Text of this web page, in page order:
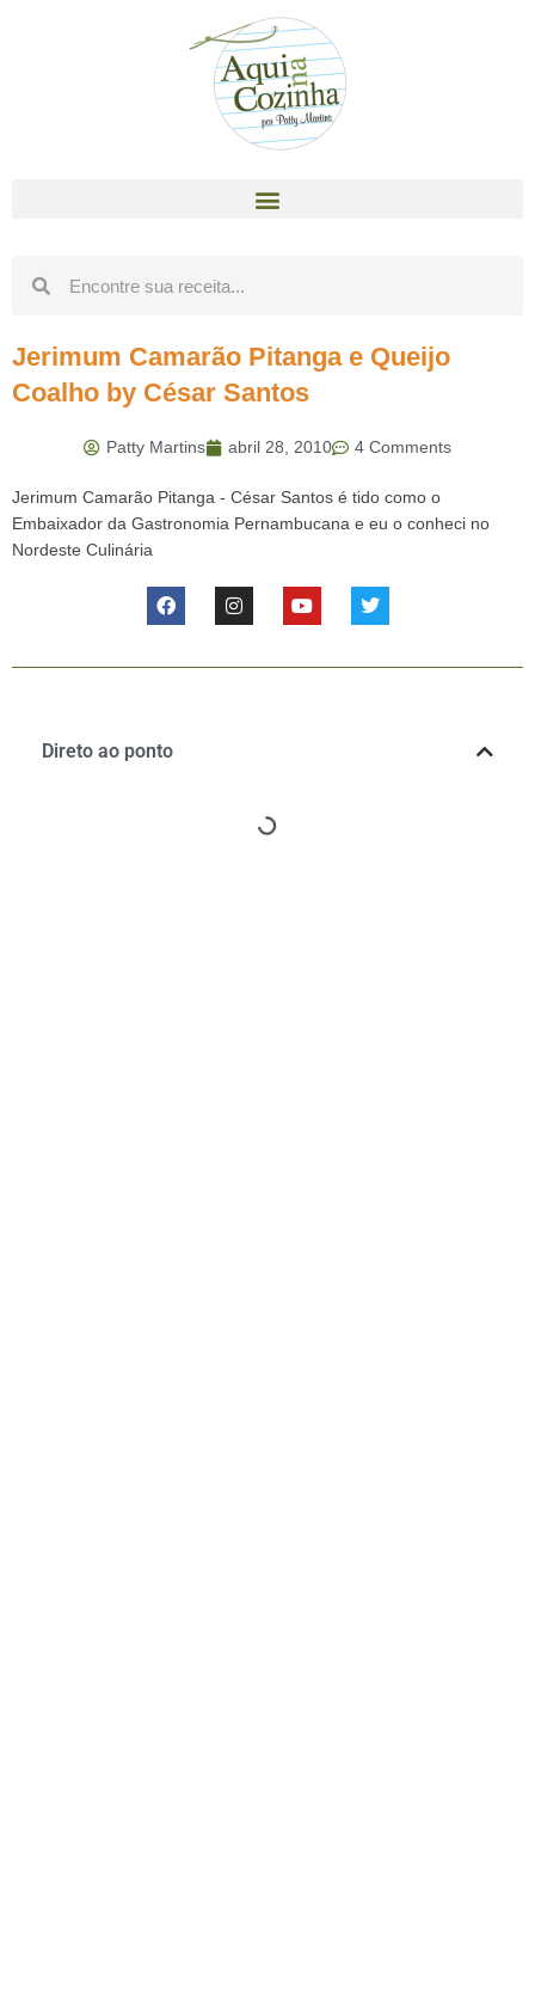
Jerimum Camarão Pitanga e Queijo
Coalho by César Santos
Patty Martins abril 28, 2010 4 Comments
Jerimum Camarão Pitanga - César Santos é tido como o
Embaixador da Gastronomia Pernambucana e eu o conheci no
Nordeste Culinária
Direto ao ponto